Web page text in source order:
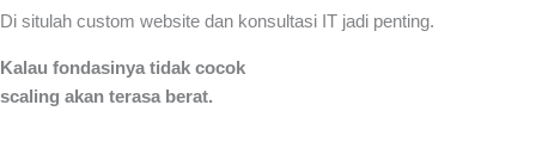
Di situlah custom website dan konsultasi IT jadi penting.
Kalau fondasinya tidak cocok
scaling akan terasa berat.